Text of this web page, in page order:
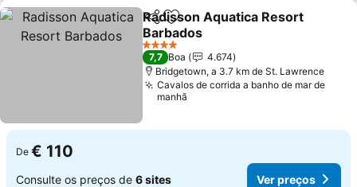
PartilharAdicionar aos favoritos
Radisson Aquatica Resort
Barbados
4 Estrelas
7,7 Boa
4.674
Bridgetown, a 3.7 km de St. Lawrence
Cavalos de corrida a banho de mar de
manhã
De € 110
Consulte os preços de 6 sites Ver preços